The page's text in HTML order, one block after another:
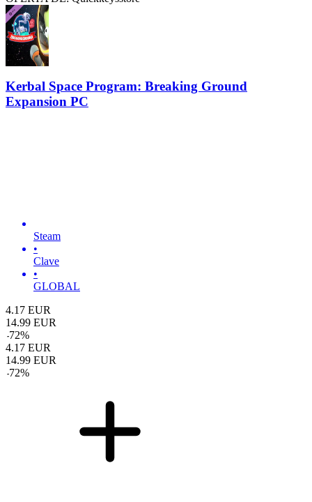
Kerbal Space Program: Breaking Ground
Expansion PC
Steam
•
Clave
•
GLOBAL
4.17 EUR
14.99 EUR
-72%
4.17 EUR
14.99 EUR
-72%